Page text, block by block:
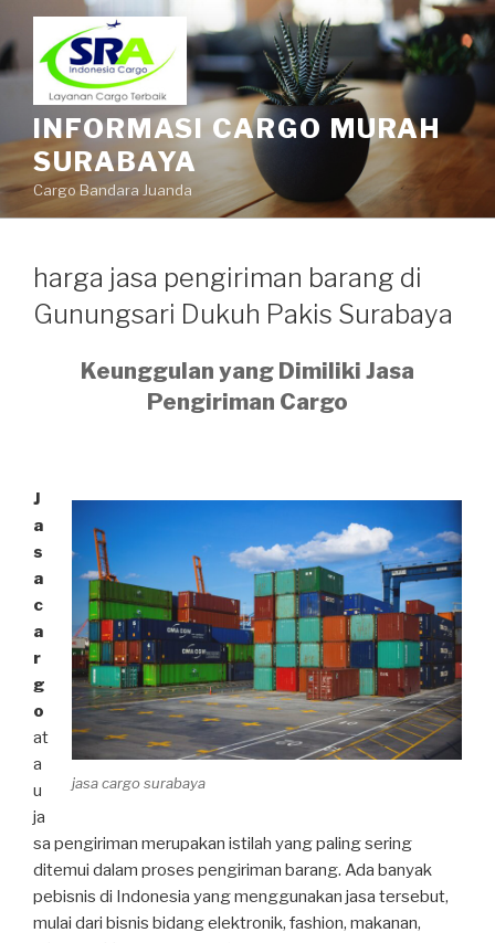
INFORMASI CARGO MURAH
SURABAYA
Cargo Bandara Juanda
harga jasa pengiriman barang di
Gunungsari Dukuh Pakis Surabaya
Keunggulan yang Dimiliki Jasa
Pengiriman Cargo
jasa cargo surabaya
J
a
s
a
c
a
r
g
o
at
a
u
ja
sa pengiriman merupakan istilah yang paling sering
ditemui dalam proses pengiriman barang. Ada banyak
pebisnis di Indonesia yang menggunakan jasa tersebut,
mulai dari bisnis bidang elektronik, fashion, makanan,